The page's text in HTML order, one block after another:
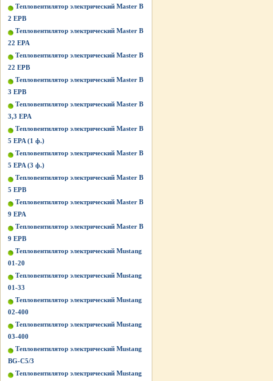
Тепловентилятор электрический Master B
2 EPB
Тепловентилятор электрический Master B
22 EPA
Тепловентилятор электрический Master B
22 EPB
Тепловентилятор электрический Master B
3 EPB
Тепловентилятор электрический Master B
3,3 EPA
Тепловентилятор электрический Master B
5 EPA (1 ф.)
Тепловентилятор электрический Master B
5 EPA (3 ф.)
Тепловентилятор электрический Master B
5 EPB
Тепловентилятор электрический Master B
9 EPA
Тепловентилятор электрический Master B
9 EPB
Тепловентилятор электрический Mustang
01-20
Тепловентилятор электрический Mustang
01-33
Тепловентилятор электрический Mustang
02-400
Тепловентилятор электрический Mustang
03-400
Тепловентилятор электрический Mustang
BG-C5/3
Тепловентилятор электрический Mustang